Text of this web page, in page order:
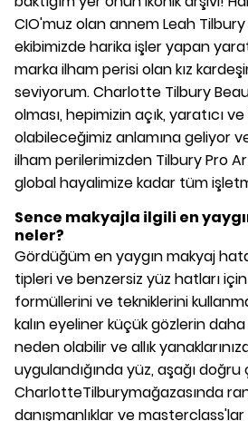
CIO'muz olan annem Leah
ekibimizde harika işler yapan
marka ilham perisi olan kız
seviyorum. Charlotte Tilbury
olması, hepimizin açık, yaratıcı
olabileceğimiz anlamına geliyor
ilham perilerimizden Tilbury Pro
global hayalimize kadar tüm
Sence makyajla ilgili en
neler?
Gördüğüm en yaygın makyaj
tipleri ve benzersiz yüz hatları
formüllerini ve tekniklerini
kalın eyeliner küçük gözlerin
neden olabilir ve allık
uygulandığında yüz, aşağı
CharlotteTilburymağazasında
danışmanlıklar ve